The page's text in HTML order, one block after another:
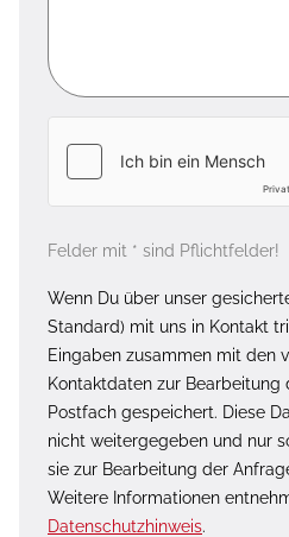
Felder mit * sind Pflichtfelder!
Wenn Du über unser
Standard) mit uns in Kontakt
Eingaben zusammen mit den
Kontaktdaten zur Bearbeitung
Postfach gespeichert. Diese
nicht weitergegeben und nur
sie zur Bearbeitung der
Weitere Informationen
Datenschutzhinweis.